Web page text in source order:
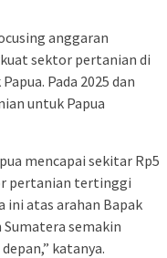
anggaran
sektor pertanian di
Pada 2025 dan
untuk Papua
mencapai sekitar Rp5
pertanian tertinggi
ini atas arahan Bapak
Sumatera semakin
katanya.